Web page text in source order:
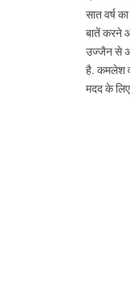
सात वर्ष
बातें करने
उज्जैन से
है. कमलेश
मदद के